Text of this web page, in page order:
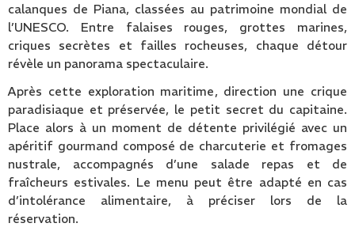
calanques de Piana, classées au patrimoine mondial de
l’UNESCO. Entre falaises rouges, grottes marines,
criques secrètes et failles rocheuses, chaque détour
révèle un panorama spectaculaire.
Après cette exploration maritime, direction une crique
paradisiaque et préservée, le petit secret du capitaine.
Place alors à un moment de détente privilégié avec un
apéritif gourmand composé de charcuterie et fromages
nustrale, accompagnés d’une salade repas et de
fraîcheurs estivales. Le menu peut être adapté en cas
d’intolérance alimentaire, à préciser lors de la
réservation.